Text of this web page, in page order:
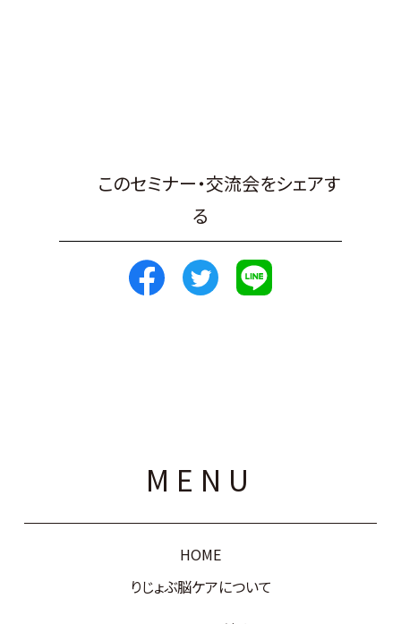
このセミナー・交流会をシェアす
る
MENU
HOME
りじょぶ脳ケアについて